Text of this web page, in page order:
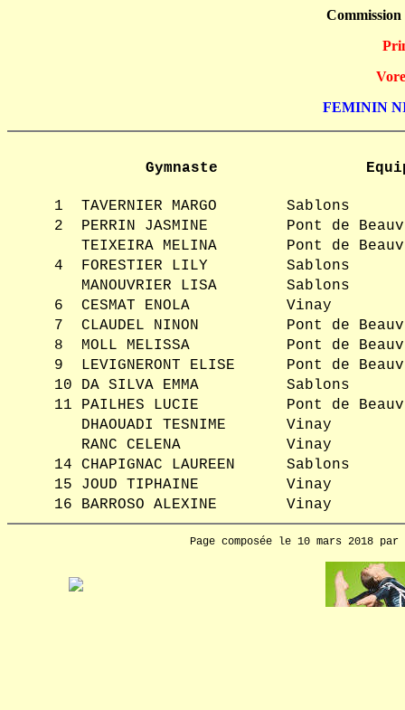
FEMININ
Gymnaste
1 TAVERNIER MARGO
Sablons
2
PERRIN JASMINE
Pont de
TEIXEIRA MELINA
Pont de
4
FORESTIER LILY
Sablons
MANOUVRIER LISA
Sablons
6
CESMAT ENOLA
Vinay
7
CLAUDEL NINON
Pont de
8
MOLL MELISSA
Pont de
9
LEVIGNERONT ELISE
Pont de
10
DA SILVA EMMA
Sablons
11
PAILHES LUCIE
Pont de
DHAOUADI TESNIME
Vinay
RANC CELENA
Vinay
14
CHAPIGNAC LAUREEN
Sablons
15
JOUD TIPHAINE
Vinay
16
BARROSO ALEXINE Vinay
Page composée le 10 mars 2018 par